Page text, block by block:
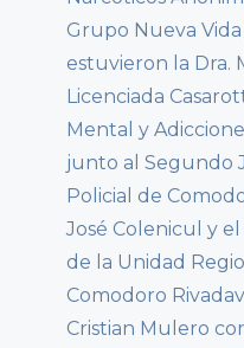
Grupo Nueva
estuvieron la Dra.
Licenciada
Mental y
junto al Segundo
Policial de
José Colenicul y
de la Unidad
Comodoro
Cristian Mulero